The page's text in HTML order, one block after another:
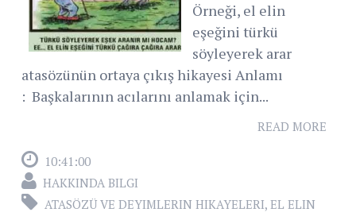
Örneği, el elin
eşeğini türkü
söyleyerek arar
atasözünün ortaya çıkış hikayesi Anlamı
: Başkalarının acılarını anlamak için...
READ MORE
10:41:00
HAKKINDA BILGI
ATASÖZÜ VE DEYIMLERIN HIKAYELERI, EL ELIN